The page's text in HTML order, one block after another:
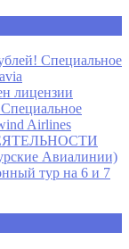
Специальное
лицензии
Airlines
Авиалинии)
тур на 6 и 7